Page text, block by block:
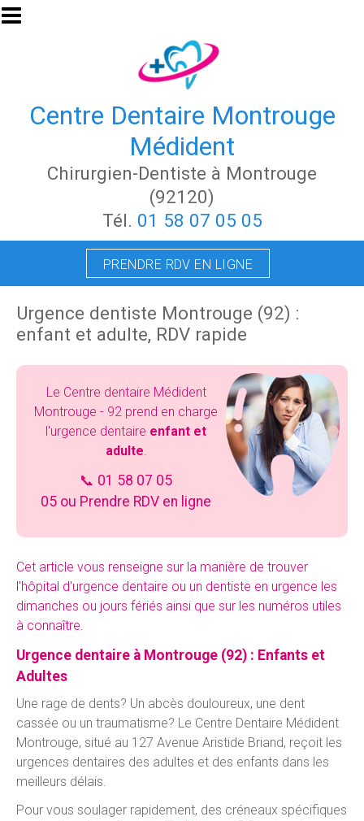
Aller au contenu principal
Centre Dentaire Montrouge
Médident
Chirurgien-Dentiste à Montrouge
(92120)
Tél. 01 58 07 05 05
PRENDRE RDV EN LIGNE
Urgence dentiste Montrouge (92) :
enfant et adulte, RDV rapide
Le Centre dentaire Médident
Montrouge - 92 prend en charge
l'urgence dentaire enfant et
adulte.
📞 01 58 07 05
05 ou Prendre RDV en ligne
Cet article vous renseigne sur la manière de trouver
l'hôpital d'urgence dentaire ou un dentiste en urgence les
dimanches ou jours fériés ainsi que sur les numéros utiles
à connaître.
Urgence dentaire à Montrouge (92) : Enfants et
Adultes
Une rage de dents? Un abcès douloureux, une dent
cassée ou un traumatisme? Le Centre Dentaire Médident
Montrouge, situé au 127 Avenue Aristide Briand, reçoit les
urgences dentaires des adultes et des enfants dans les
meilleurs délais.
Pour vous soulager rapidement, des créneaux spécifiques